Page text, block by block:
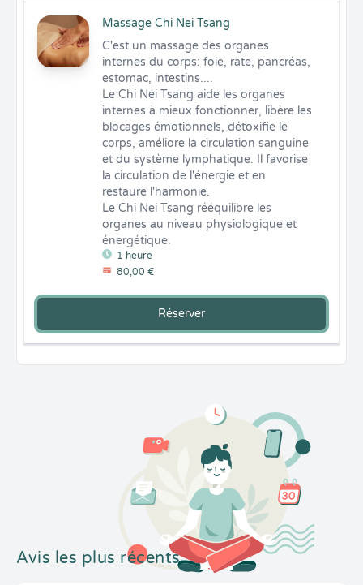
Massage Chi Nei Tsang
1 heure
80,00 €
C'est un massage des organes
internes du corps: foie, rate, pancréas,
estomac, intestins....
Le Chi Nei Tsang aide les organes
internes à mieux fonctionner, libère les
blocages émotionnels, détoxifie le
corps, améliore la circulation sanguine
et du système lymphatique. Il favorise
la circulation de l'énergie et en
restaure l'harmonie.
Le Chi Nei Tsang rééquilibre les
organes au niveau physiologique et
énergétique.
Réserver
Avis les plus récents